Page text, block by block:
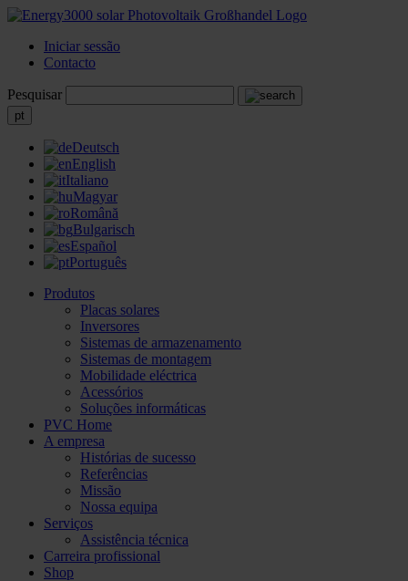
Iniciar sessão
Contacto
Pesquisar
pt
Deutsch
English
Italiano
Magyar
Română
Bulgarisch
Español
Português
Produtos
Placas solares
Inversores
Sistemas de armazenamento
Sistemas de montagem
Mobilidade eléctrica
Acessórios
Soluções informáticas
PVC Home
A empresa
Histórias de sucesso
Referências
Missão
Nossa equipa
Serviços
Assistência técnica
Carreira profissional
Shop